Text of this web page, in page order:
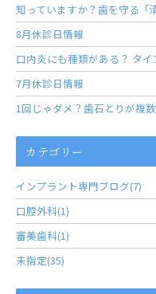
知っていますか？歯を守る「
8月休診日情報
口内炎にも種類がある？ タ
7月休診日情報
1回じゃダメ？歯石とりが複
カテゴリー
インプラント専門ブログ(7)
口腔外科(1)
審美歯科(1)
未指定(35)